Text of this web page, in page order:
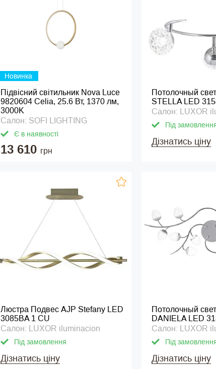
Новинка
Підвісний світильник Nova Luce
9820604 Celia, 25.6 Вт, 1370 лм,
3000K
Салон: SOFI LIGHTING
Є в наявності
13 610 грн
Потолочный
STELLA LED
Салон: LUXOR
Під
Дізнатись ціну
Люстра Подвес AJP Stefany LED
3085BA 1 CU
Салон: LUXOR iluminacion
Під замовлення
Дізнатись ціну
Потолочный
DANIELA LED
Салон: LUXOR
Під
Дізнатись ціну